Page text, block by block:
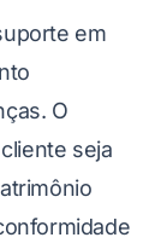
em
O
seja